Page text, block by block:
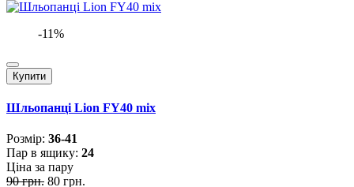
-11%
Купити
Шльопанці Lion FY40 mix
Розмiр: 36-41
Пар в ящику: 24
Ціна за пару
90 грн. 80 грн.